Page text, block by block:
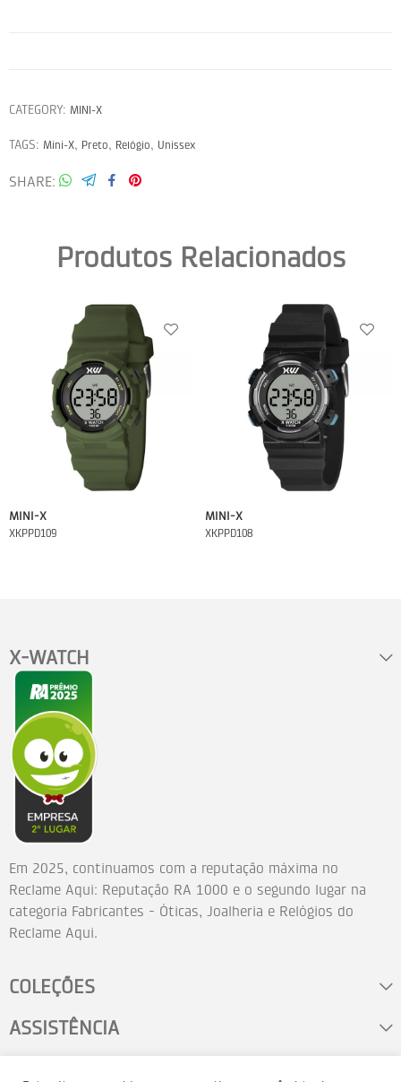
CATEGORY: MINI-X
TAGS: Mini-X, Preto, Relógio, Unissex
SHARE
Produtos Relacionados
MINI-X
XKPPD109
MINI-X
XKPPD108
X-WATCH
Em 2025, continuamos com a reputação máxima no
Reclame Aqui: Reputação RA 1000 e o segundo lugar na
categoria Fabricantes - Óticas, Joalheria e Relógios do
Reclame Aqui.
COLEÇÕES
ASSISTÊNCIA